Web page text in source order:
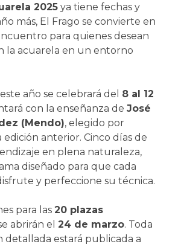
2025 ya tiene fechas y
más, El Frago se convierte en
para quienes desean
la acuarela en un entorno
año se celebrará del 8 al 12
con la enseñanza de José
(Mendo), elegido por
edición anterior. Cinco días de
en plena naturaleza,
diseñado para que cada
y perfeccione su técnica.
para las 20 plazas
abrirán el 24 de marzo. Toda
detallada estará publicada a